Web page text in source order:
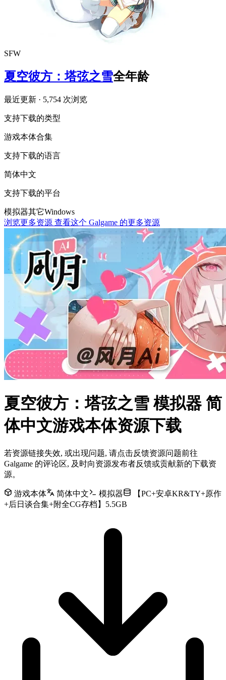
SFW
夏空彼方：塔弦之雪全年龄
最近更新 · 5,754 次浏览
支持下载的类型
游戏本体合集
支持下载的语言
简体中文
支持下载的平台
模拟器其它Windows
浏览更多资源 查看这个 Galgame 的更多资源
夏空彼方：塔弦之雪 模拟器 简
体中文游戏本体资源下载
若资源链接失效, 或出现问题, 请点击反馈资源问题前往
Galgame 的评论区, 及时向资源发布者反馈或贡献新的下载资
源。
游戏本体 简体中文 模拟器
【PC+安卓KR&TY+原作
+后日谈合集+附全CG存档】5.5GB